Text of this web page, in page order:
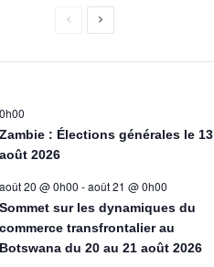
0h00
Zambie : Élections générales le 13
août 2026
août 20 @ 0h00 -août 21 @ 0h00
Sommet sur les dynamiques du
commerce transfrontalier au
Botswana du 20 au 21 août 2026